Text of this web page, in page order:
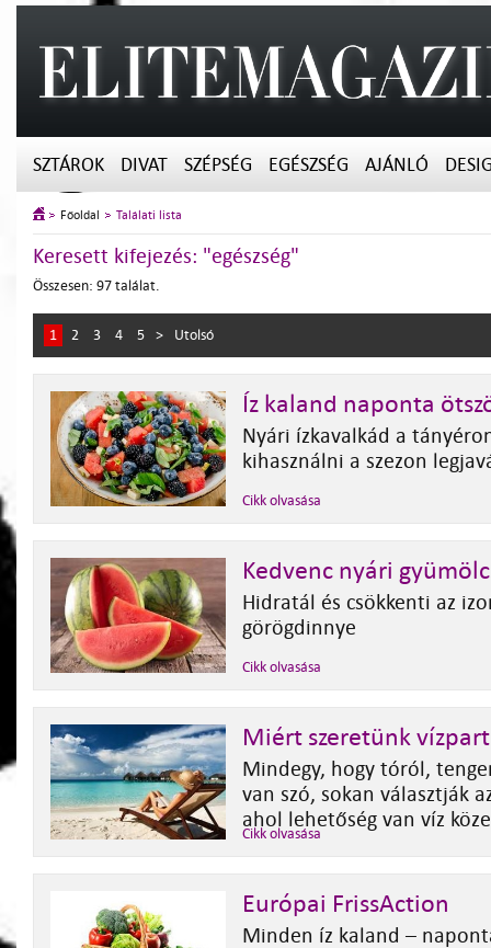
SZTÁROK DIVAT SZÉPSÉG EGÉSZSÉG AJÁNLÓ
Főoldal Találati lista
Keresett kifejezés: "egészség"
Összesen: 97 találat.
1 2 3 4 5 > Utolsó
Íz kaland naponta
Nyári ízkavalkád a
kihasználni a szezon
Cikk olvasása
Kedvenc nyári
Hidratál és csökkenti az
görögdinnye
Cikk olvasása
Miért szeretünk
Mindegy, hogy tóról,
van szó, sokan választják
ahol lehetőség van víz
Cikk olvasása
Európai FrissAction
Minden íz kaland –